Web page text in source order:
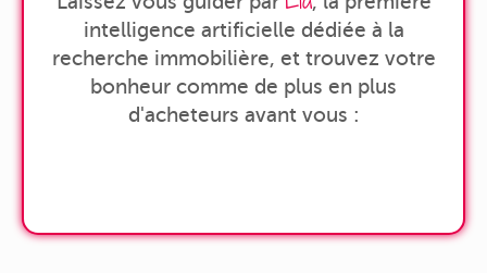
intelligence artificielle dédiée à la
recherche immobilière, et trouvez votre
bonheur comme de plus en plus
d'acheteurs avant vous :